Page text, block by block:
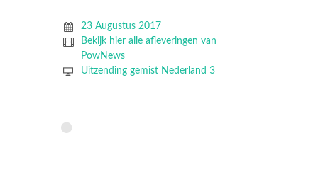
23 Augustus 2017
Bekijk hier alle afleveringen van
PowNews
Uitzending gemist Nederland 3